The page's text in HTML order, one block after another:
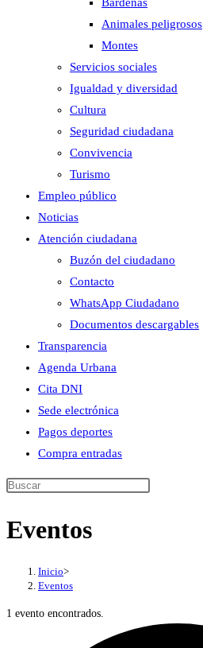
Animales peligrosos
Montes
Servicios sociales
Igualdad y diversidad
Cultura
Seguridad ciudadana
Convivencia
Turismo
Empleo público
Noticias
Atención ciudadana
Buzón del ciudadano
Contacto
WhatsApp Ciudadano
Documentos descargables
Transparencia
Agenda Urbana
Cita DNI
Sede electrónica
Pagos deportes
Compra entradas
Buscar
esta
Eventos
Inicio>
Eventos
1 evento encontrados.